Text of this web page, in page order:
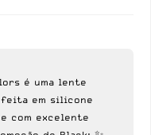
é uma lente
em silicone
com excelente